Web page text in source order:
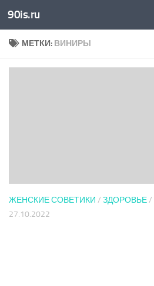
Skip to content
90is.ru
МЕТКИ: ВИНИРЫ
ЖЕНСКИЕ СОВЕТИКИ / ЗДОРОВЬЕ/
27.10.2022